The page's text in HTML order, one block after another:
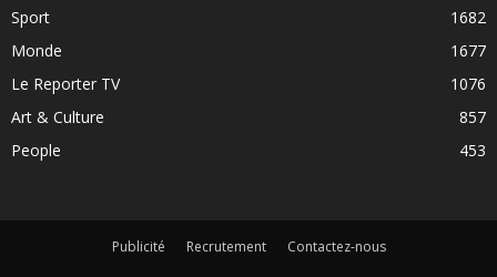
Sport
1682
Monde
1677
Le Reporter TV
1076
Art & Culture
857
People
453
Publicité Recrutement
Contactez-nous